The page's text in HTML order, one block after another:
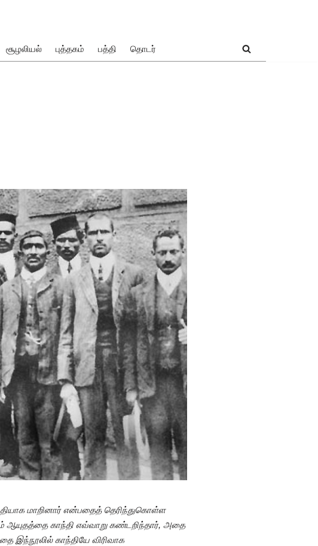
சூழலியல் புத்தகம் பத்தி தொடர்
மாறினார் என்பதைத் தெரிந்துகொள்ள
ஆயுதத்தை காந்தி எவ்வாறு கண்டறிந்தார், அதை
இந்நூலில் காந்தியே விரிவாக